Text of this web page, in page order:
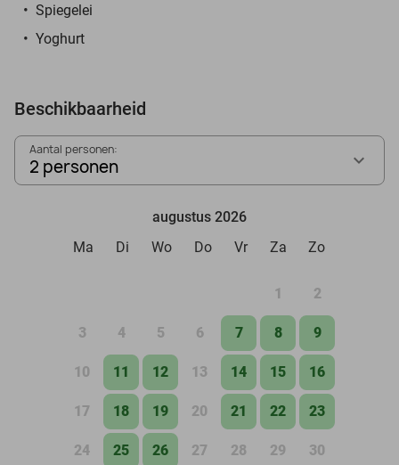
Spiegelei
Yoghurt
Beschikbaarheid
Aantal personen:
2 personen
augustus 2026
Ma
Di Wo Do Vr Za Zo
1 2
3 4 5 6 7 8 9
10 11 12 13 14 15 16
17 18 19 20 21 22 23
24 25 26 27 28 29 30